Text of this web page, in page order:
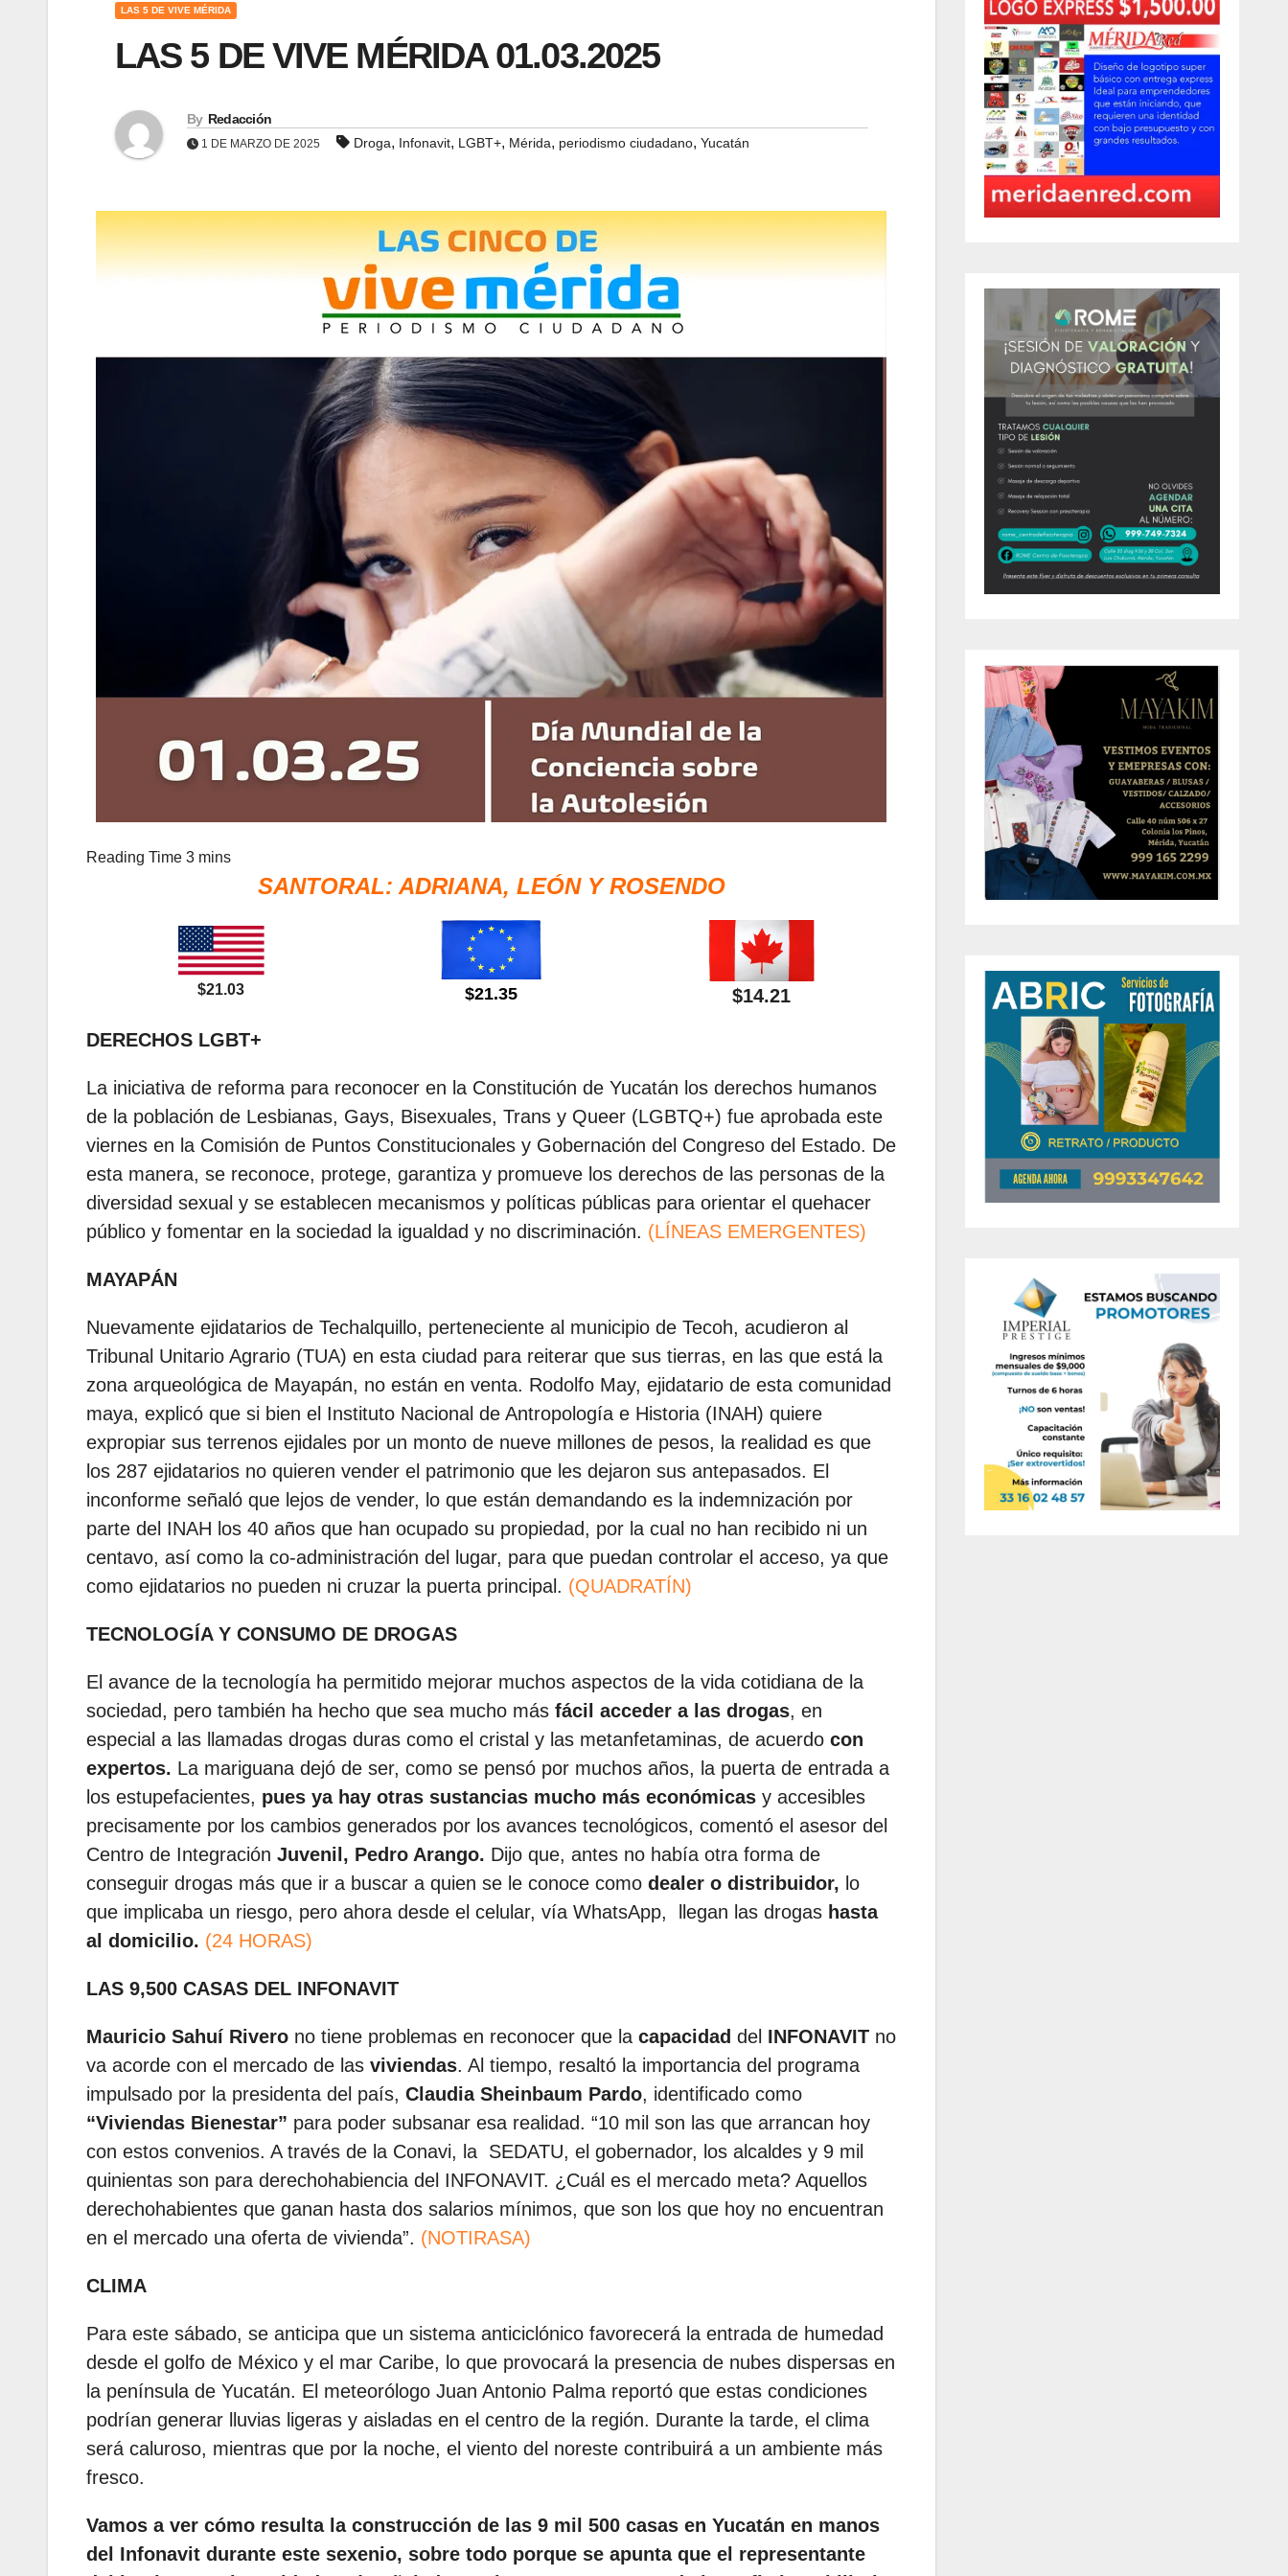
LAS 5 DE VIVE MÉRIDA
LAS 5 DE VIVE MÉRIDA 01.03.2025
By Redacción
1 DE MARZO DE 2025 Droga, Infonavit, LGBT+, Mérida, periodismo ciudadano, Yucatán
SANTORAL: ADRIANA, LEÓN Y ROSENDO
$21.03 $21.35 $14.21
DERECHOS LGBT+
La iniciativa de reforma para reconocer en la Constitución de Yucatán los derechos humanos
de la población de Lesbianas, Gays, Bisexuales, Trans y Queer (LGBTQ+) fue aprobada este
viernes en la Comisión de Puntos Constitucionales y Gobernación del Congreso del Estado. De
esta manera, se reconoce, protege, garantiza y promueve los derechos de las personas de la
diversidad sexual y se establecen mecanismos y políticas públicas para orientar el quehacer
público y fomentar en la sociedad la igualdad y no discriminación. (LÍNEAS EMERGENTES)
MAYAPÁN
Nuevamente ejidatarios de Techalquillo, perteneciente al municipio de Tecoh, acudieron al
Tribunal Unitario Agrario (TUA) en esta ciudad para reiterar que sus tierras, en las que está la
zona arqueológica de Mayapán, no están en venta. Rodolfo May, ejidatario de esta comunidad
maya, explicó que si bien el Instituto Nacional de Antropología e Historia (INAH) quiere
expropiar sus terrenos ejidales por un monto de nueve millones de pesos, la realidad es que
los 287 ejidatarios no quieren vender el patrimonio que les dejaron sus antepasados. El
inconforme señaló que lejos de vender, lo que están demandando es la indemnización por
parte del INAH los 40 años que han ocupado su propiedad, por la cual no han recibido ni un
centavo, así como la co-administración del lugar, para que puedan controlar el acceso, ya que
como ejidatarios no pueden ni cruzar la puerta principal. (QUADRATÍN)
TECNOLOGÍA Y CONSUMO DE DROGAS
El avance de la tecnología ha permitido mejorar muchos aspectos de la vida cotidiana de la
sociedad, pero también ha hecho que sea mucho más fácil acceder a las drogas, en
especial a las llamadas drogas duras como el cristal y las metanfetaminas, de acuerdo con
expertos. La mariguana dejó de ser, como se pensó por muchos años, la puerta de entrada a
los estupefacientes, pues ya hay otras sustancias mucho más económicas y accesibles
precisamente por los cambios generados por los avances tecnológicos, comentó el asesor del
Centro de Integración Juvenil, Pedro Arango. Dijo que, antes no había otra forma de
conseguir drogas más que ir a buscar a quien se le conoce como dealer o distribuidor, lo
que implicaba un riesgo, pero ahora desde el celular, vía WhatsApp, llegan las drogas hasta
al domicilio. (24 HORAS)
LAS 9,500 CASAS DEL INFONAVIT
Mauricio Sahuí Rivero no tiene problemas en reconocer que la capacidad del INFONAVIT no
va acorde con el mercado de las viviendas. Al tiempo, resaltó la importancia del programa
impulsado por la presidenta del país, Claudia Sheinbaum Pardo, identificado como
“Viviendas Bienestar” para poder subsanar esa realidad. “10 mil son las que arrancan hoy
con estos convenios. A través de la Conavi, la SEDATU, el gobernador, los alcaldes y 9 mil
quinientas son para derechohabiencia del INFONAVIT. ¿Cuál es el mercado meta? Aquellos
derechohabientes que ganan hasta dos salarios mínimos, que son los que hoy no encuentran
en el mercado una oferta de vivienda”. (NOTIRASA)
CLIMA
Para este sábado, se anticipa que un sistema anticiclónico favorecerá la entrada de humedad
desde el golfo de México y el mar Caribe, lo que provocará la presencia de nubes dispersas en
la península de Yucatán. El meteorólogo Juan Antonio Palma reportó que estas condiciones
podrían generar lluvias ligeras y aisladas en el centro de la región. Durante la tarde, el clima
será caluroso, mientras que por la noche, el viento del noreste contribuirá a un ambiente más
fresco.
Vamos a ver cómo resulta la construcción de las 9 mil 500 casas en Yucatán en manos
del Infonavit durante este sexenio, sobre todo porque se apunta que el representante